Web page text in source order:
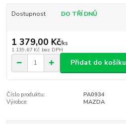
Dostupnost DO TŘÍ DNŮ
1 379,00 Kč/ks
1 139,67 Kč bez DPH
Přidat do košíku
Číslo produktu:
PA0934
Výrobce:
MAZDA